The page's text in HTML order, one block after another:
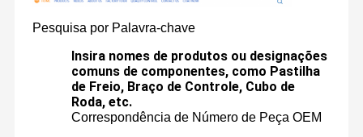
Porsche Air Spring
Jaguar Air Springs
Volkswagen Phaeton Air Spring
Pesquisa por Palavra-chave
Insira nomes de produtos ou designações
comuns de componentes, como Pastilha
de Freio, Braço de Controle, Cubo de
Roda, etc.
Correspondência de Número de Peça OEM